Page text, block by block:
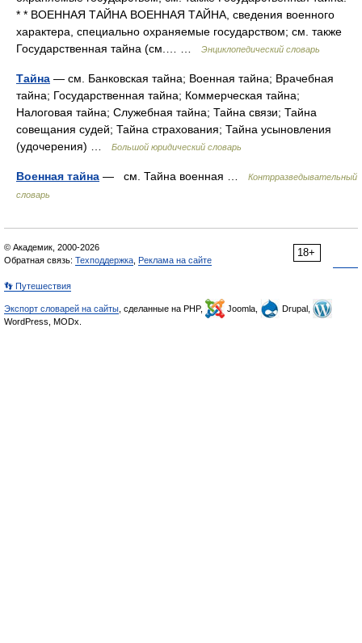
* * ВОЕННАЯ ТАЙНА ВОЕННАЯ ТАЙНА, сведения военного
характера, специально охраняемые государством; см. также
Государственная тайна (см.… …
Энциклопедический словарь
Тайна — см. Банковская тайна; Военная тайна; Врачебная
тайна; Государственная тайна; Коммерческая тайна;
Налоговая тайна; Служебная тайна; Тайна связи; Тайна
совещания судей; Тайна страхования; Тайна усыновления
(удочерения) …
Большой юридический словарь
Военная тайна — см. Тайна военная …
Контрразведывательный
словарь
18+
© Академик, 2000-2026
Обратная связь: Техподдержка Реклама на сайте
👣 Путешествия
Экспорт словарей на сайты , сделанные на PHP, Joomla,
Drupal,
WordPress, MODx.